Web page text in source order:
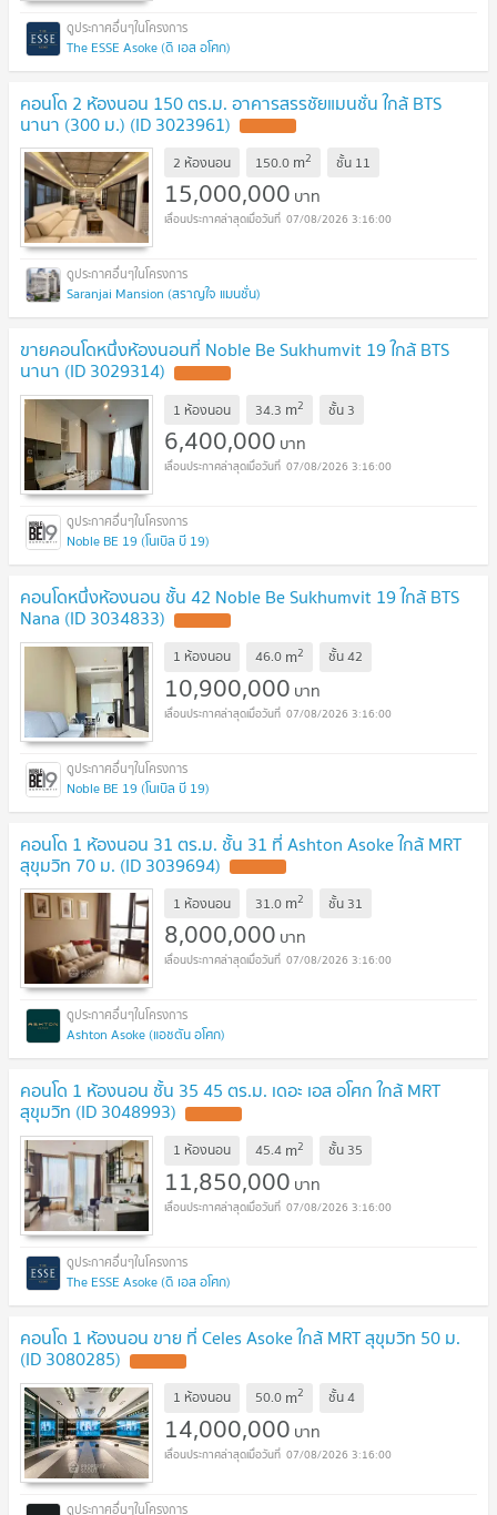
The ESSE Asoke (ดิ เอส อโศก)
คอนโด 2 ห้องนอน 150 ตร.ม. อาคารสรรชัยแมนชั่น ใกล้ BTS
นานา (300 ม.) (ID 3023961)
2 ห้องนอน 150.0 m2 ชั้น 11
15,000,000 บาท
07/08/2026 3:16:00
Saranjai Mansion (สราญใจ แมนชั่น)
ขายคอนโดหนึ่งห้องนอนที่ Noble Be Sukhumvit 19 ใกล้ BTS
นานา (ID 3029314)
1 ห้องนอน 34.3 m2 ชั้น 3
6,400,000 บาท
07/08/2026 3:16:00
Noble BE 19 (โนเบิล บี 19)
คอนโดหนึ่งห้องนอน ชั้น 42 Noble Be Sukhumvit 19 ใกล้ BTS
Nana (ID 3034833)
1 ห้องนอน 46.0 m2 ชั้น42
10,900,000 บาท
07/08/2026 3:16:00
Noble BE 19 (โนเบิล บี 19)
คอนโด 1 ห้องนอน 31 ตร.ม. ชั้น 31 ที่ Ashton Asoke ใกล้ MRT
สุขุมวิท 70 ม. (ID 3039694)
1 ห้องนอน 31.0 m2 ชั้น 31
8,000,000 บาท
07/08/2026 3:16:00
Ashton Asoke (แอชตัน อโศก)
คอนโด 1 ห้องนอน ชั้น 35 45 ตร.ม. เดอะ เอส อโศก ใกล้ MRT
สุขุมวิท (ID 3048993)
1 ห้องนอน 45.4 m2 ชั้น 35
11,850,000 บาท
07/08/2026 3:16:00
The ESSE Asoke (ดิ เอส อโศก)
คอนโด 1 ห้องนอน ขาย ที่ Celes Asoke ใกล้ MRT สุขุมวิท 50 ม.
(ID 3080285)
1 ห้องนอน 50.0 m2 ชั้น4
14,000,000 บาท
07/08/2026 3:16:00